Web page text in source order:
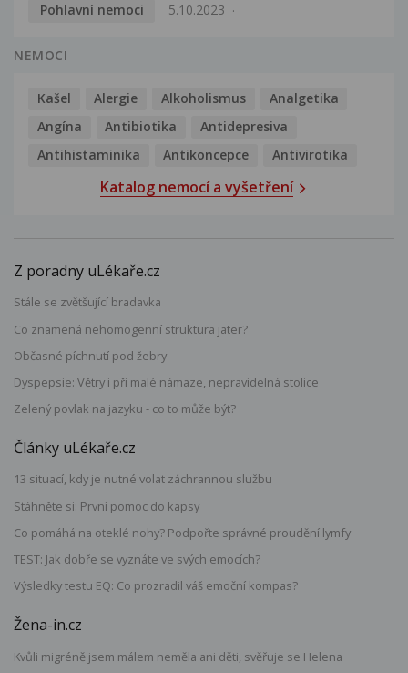
Pohlavní nemoci
5.10.2023
NEMOCI
Kašel Alergie Alkoholismus
Analgetika
Angína
Antibiotika
Antidepresiva
Antihistaminika
Antikoncepce Antivirotika
Katalog nemocí a vyšetření
Z poradny uLékaře.cz
Stále se zvětšující bradavka
Co znamená nehomogenní struktura jater?
Občasné píchnutí pod žebry
Dyspepsie: Větry i při malé námaze, nepravidelná stolice
Zelený povlak na jazyku - co to může být?
Články uLékaře.cz
13 situací, kdy je nutné volat záchrannou službu
Stáhněte si: První pomoc do kapsy
Co pomáhá na oteklé nohy? Podpořte správné proudění lymfy
TEST: Jak dobře se vyznáte ve svých emocích?
Výsledky testu EQ: Co prozradil váš emoční kompas?
Žena-in.cz
Kvůli migréně jsem málem neměla ani děti, svěřuje se Helena